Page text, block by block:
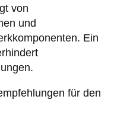
von
und
Ein
für den